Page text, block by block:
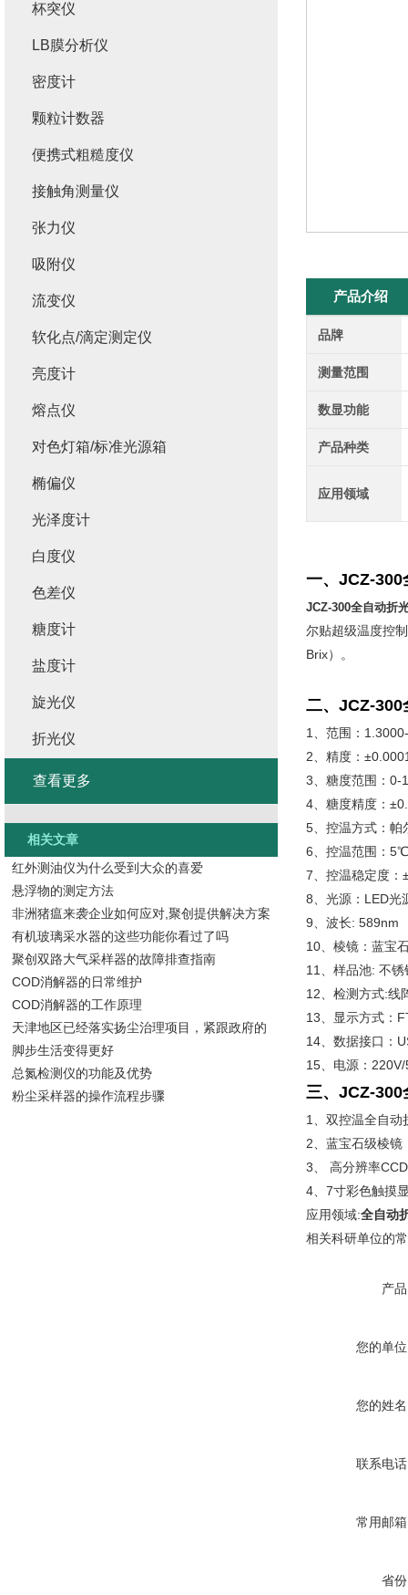
产品介绍
品牌
测量范围
数显功能
产品种类
应用领域
一、JCZ-300
JCZ-300全自动折
尔贴超级温度控
Brix）。
二、 JCZ-300
1、范围：
2、精度：
3、糖度范围：0-
4、糖度精度：
5、控温方式：帕
6、控温范围：
7、控温稳定度
8、光源：LED光
9、波长: 589nm
10、棱镜：蓝宝
11、样品池: 不锈
12、检测方式:线
13、显示方式：
14、数据接口：
15、电源：
三、 JCZ-300
1、双控温全自动
2、蓝宝石级棱镜
3、 高分辨率
4、7寸彩色触摸
应用领域:全自动
相关科研单位的
产
您的单
您的姓
联系电
常用邮
省
杯突仪
LB膜分析仪
密度计
颗粒计数器
便携式粗糙度仪
接触角测量仪
张力仪
吸附仪
流变仪
软化点/滴定测定仪
亮度计
熔点仪
对色灯箱/标准光源箱
椭偏仪
光泽度计
白度仪
色差仪
糖度计
盐度计
旋光仪
折光仪
查看更多
相关文章
红外测油仪为什么受到大众的喜爱
悬浮物的测定方法
非洲猪瘟来袭企业如何应对,聚创提供解决方案
有机玻璃采水器的这些功能你看过了吗
聚创双路大气采样器的故障排查指南
COD消解器的日常维护
COD消解器的工作原理
天津地区已经落实扬尘治理项目，紧跟政府的
脚步生活变得更好
总氮检测仪的功能及优势
粉尘采样器的操作流程步骤